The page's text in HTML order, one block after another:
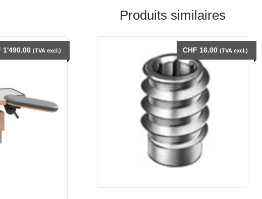
Produits similaires
1'490.00 (TVA excl.) CHF 16.00 (TVA excl.)